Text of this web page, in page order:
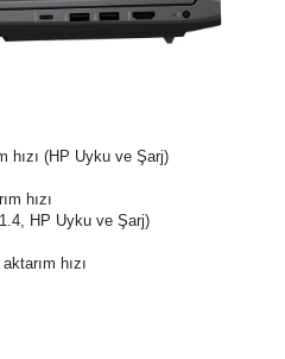
hızı (HP Uyku ve Şarj)
hızı
HP Uyku ve Şarj)
hızı